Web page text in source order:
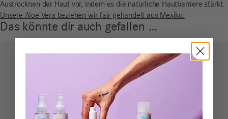
Austrocknen der Haut vor, indem es die natürliche Hautbarriere stärkt.
Unsere Aloe Vera beziehen wir fair gehandelt aus Mexiko.
Das könnte dir auch gefallen …